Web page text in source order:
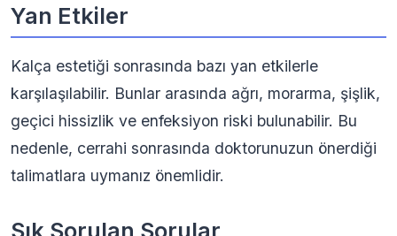
Yan Etkiler
Kalça estetiği sonrasında bazı yan etkilerle
karşılaşılabilir. Bunlar arasında ağrı, morarma, şişlik,
geçici hissizlik ve enfeksiyon riski bulunabilir. Bu
nedenle, cerrahi sonrasında doktorunuzun önerdiği
talimatlara uymanız önemlidir.
Sık Sorulan Sorular